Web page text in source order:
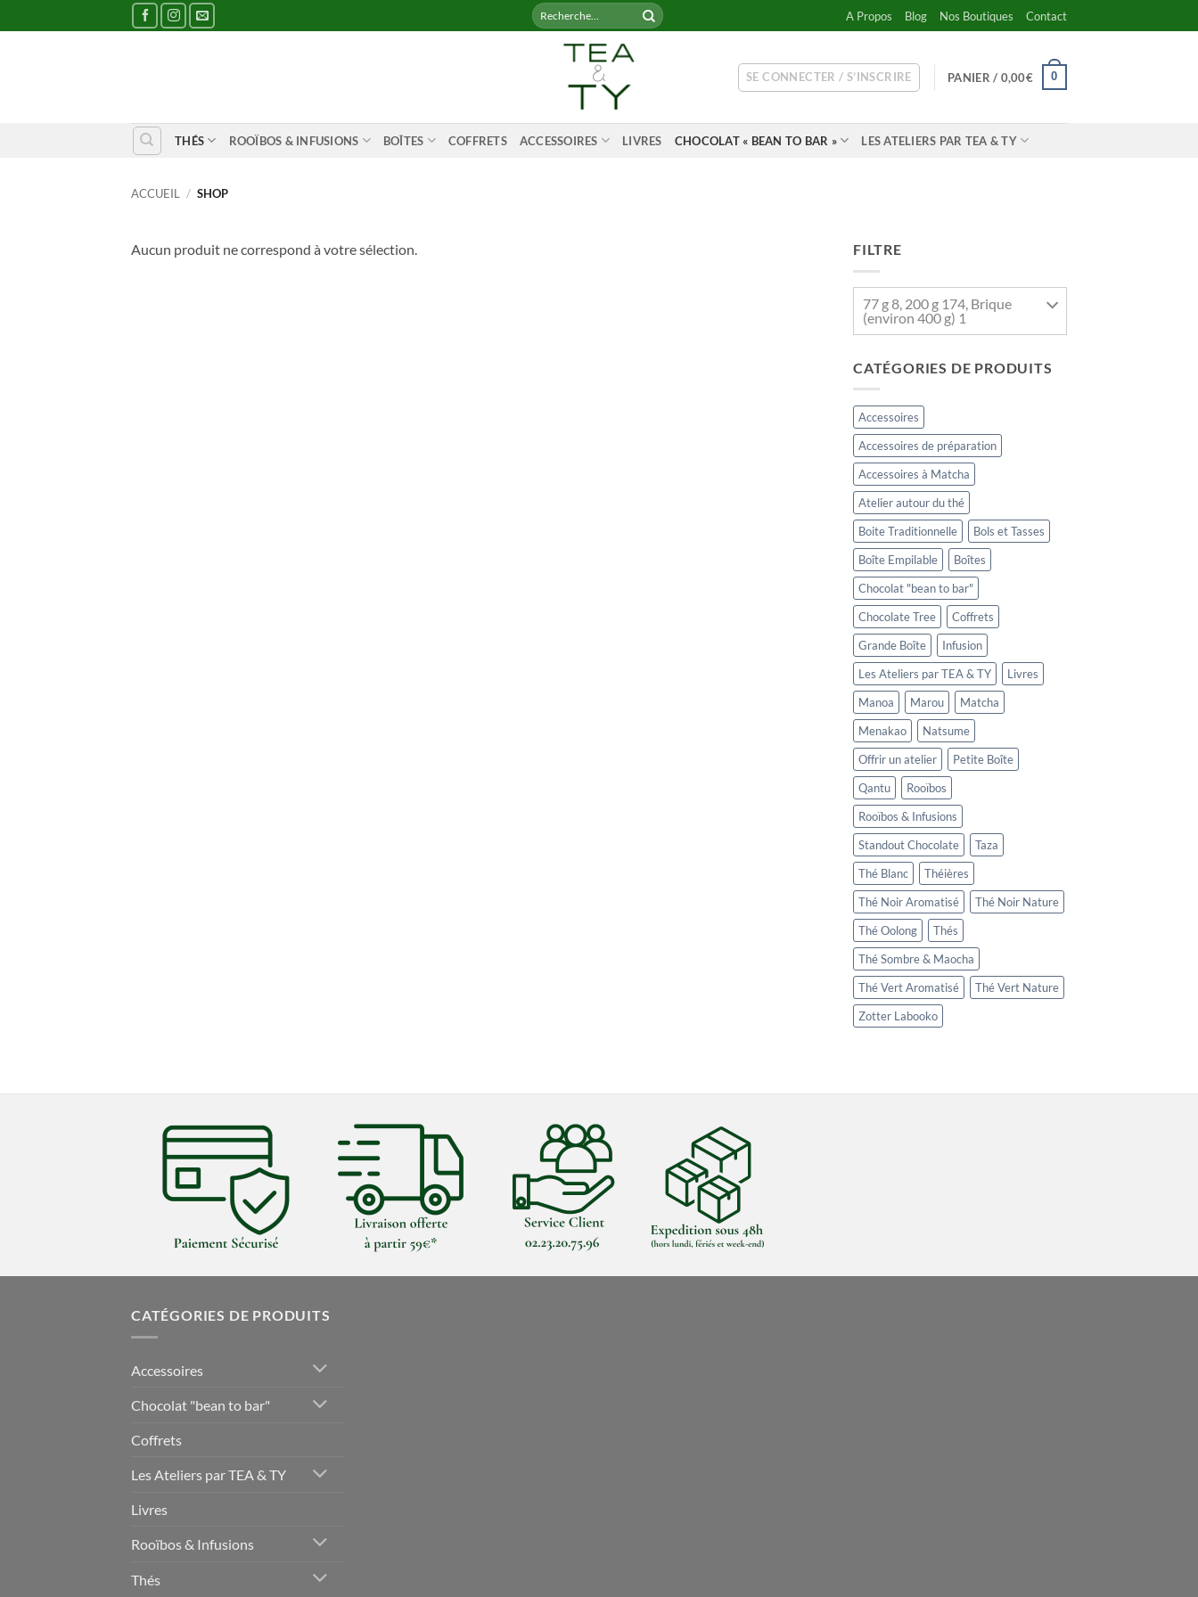
au
Recherche
pour :
A Propos Blog Nos Boutiques Contact
SE CONNECTER / S’INSCRIRE PANIER / 0,00€ 0
THÉS ROOÏBOS & INFUSIONS BOÎTES COFFRETS ACCESSOIRES LIVRES CHOCOLAT « BEAN TO BAR » LES ATELIERS PAR TEA & TY
ACCUEIL / SHOP
Aucun produit ne correspond à votre sélection. FILTRE
77 g 8, 200 g 174, Brique
(environ 400 g) 1
CATÉGORIES DE PRODUITS
Accessoires
Accessoires de préparation
Accessoires à Matcha
Atelier autour du thé
Boite Traditionnelle
Bols et Tasses
Boîte Empilable
Boîtes
Chocolat "bean to bar"
Chocolate Tree
Coffrets
Grande Boîte
Infusion
Les Ateliers par TEA & TY
Livres
Manoa
Marou
Matcha
Menakao
Natsume
Offrir un atelier
Petite Boîte
Qantu
Rooïbos
Rooïbos & Infusions
Standout Chocolate
Taza
Thé Blanc
Théières
Thé Noir Aromatisé
Thé Noir Nature
Thé Oolong
Thés
Thé Sombre & Maocha
Thé Vert Aromatisé
Thé Vert Nature
Zotter Labooko
CATÉGORIES DE PRODUITS
Accessoires
Chocolat "bean to bar"
Coffrets
Les Ateliers par TEA & TY
Livres
Rooïbos & Infusions
Thés